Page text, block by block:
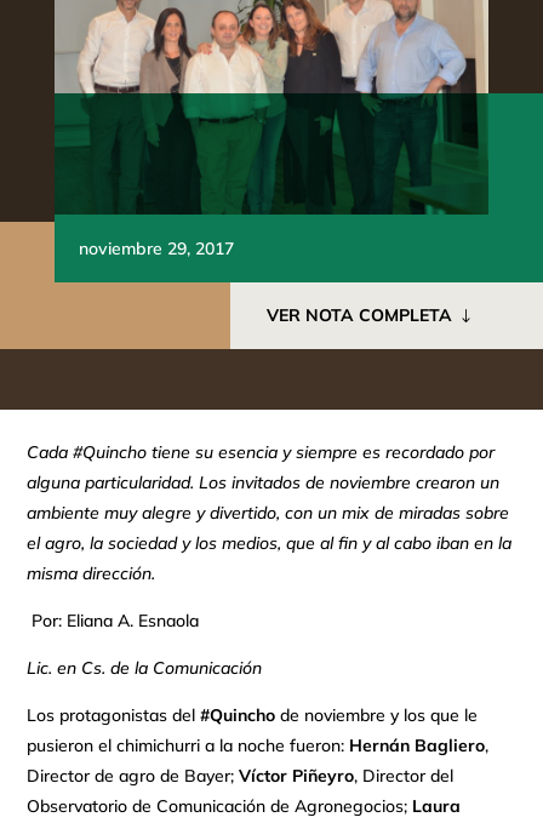
noviembre 29, 2017
VER NOTA COMPLETA
Cada #Quincho tiene su esencia y siempre es recordado por
alguna particularidad. Los invitados de noviembre crearon un
ambiente muy alegre y divertido, con un mix de miradas sobre
el agro, la sociedad y los medios, que al fin y al cabo iban en la
misma dirección.
Por: Eliana A. Esnaola
Lic. en Cs. de la Comunicación
Los protagonistas del#Quincho de noviembre y los que le
pusieron el chimichurri a la noche fueron: Hernán Bagliero,
Director de agro de Bayer;Víctor Piñeyro, Director del
Observatorio de Comunicación de Agronegocios; Laura